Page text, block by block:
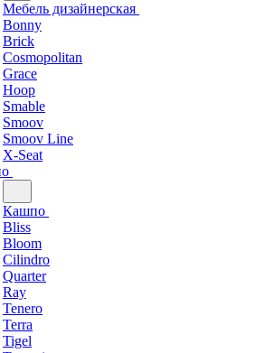
Мебель дизайнерская
Bonny
Brick
Cosmopolitan
Grace
Hoop
Smable
Smoov
Smoov Line
X-Seat
Кашпо
Bliss
Bloom
Cilindro
Quarter
Ray
Tenero
Terra
Tigel